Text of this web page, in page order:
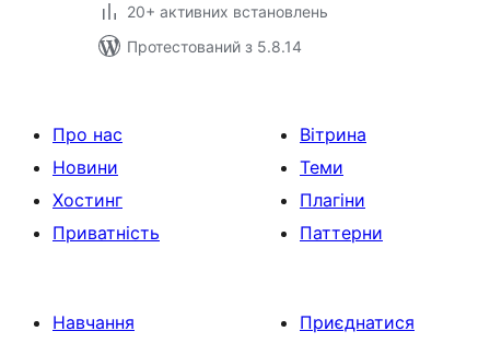
20+ активних встановлень
Протестований з 5.8.14
Про нас
Новини
Хостинг
Приватність
Вітрина
Теми
Плагіни
Паттерни
Навчання
Приєднатися